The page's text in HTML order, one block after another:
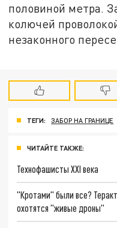
половиной метра.
колючей
незаконного
ТЕГИ: ЗАБОР НА ГРАНИЦЕ
ЧИТАЙТЕ ТАКЖЕ:
Технофашисты XXI века
"Кротами" были все?
охотятся "живые дроны"